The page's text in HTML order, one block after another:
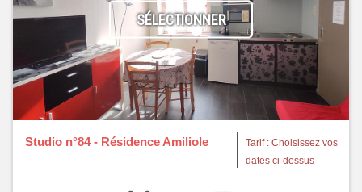
SÉLECTIONNER
Studio n°84 - Résidence Amiliole
Tarif : Choisissez vos
dates ci-dessus